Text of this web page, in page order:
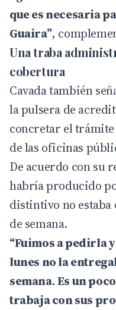
que es necesaria
Guaira”,
Una traba
cobertura
Cavada también
la pulsera de
concretar el
de las oficinas
De acuerdo con su
habría producido
distintivo no
de semana.
“Fuimos a pedirla
lunes no la
semana. Es un
trabaja con sus